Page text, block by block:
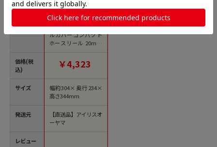
商品名
価格(税
込)
サイズ
発送元
レビュー
アイリスオーヤマ フ
ルカバーコンパクト
ホースリール 20m
ダークグレー FCH-20
個）【直送品】
￥4,323
幅約304×奥行234×
高さ344mm
【直送品】アイリスオ
ーヤマ